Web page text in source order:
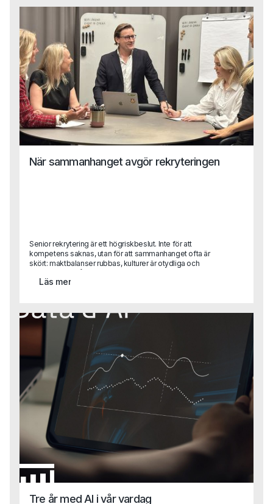
på Stratsys, blev det tydligt att finansfunktionen kan spela
en avgörande roll i just den typen av transformation. I
intervjun delar han sina erfarenheter från arbetet med att
ställa om affären, bygga en mer datadriven organisation
och utveckla CFO-rollen i ett växande SaaS-bolag.
När sammanhanget avgör rekryteringen
Senior rekrytering är ett högriskbeslut. Inte för att
kompetens saknas, utan för att sammanhanget ofta är
skört: maktbalanser rubbas, kulturer är otydliga och
konkreta lärdomar från uppdrag där employer branding,
sekundära.
Läs mer
Tre år med AI i vår vardag